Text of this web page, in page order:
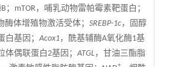
；mTOR，哺乳动物雷帕霉素靶蛋白；
酶体增殖物激活受体； SREBP-1c，固醇
白基因；Acox1，酰基辅酶A氧化酶1基
体偶联蛋白2基因；ATGL，甘油三酯脂